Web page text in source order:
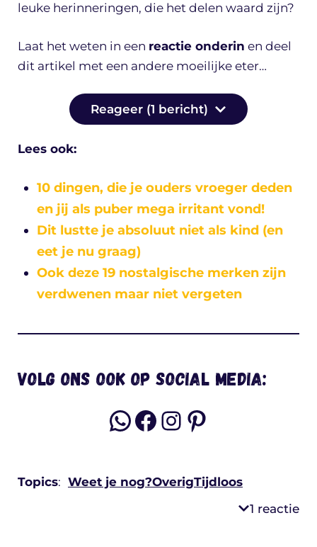
leuke herinneringen, die het delen waard zijn?
Laat het weten in een reactie onderin en deel
dit artikel met een andere moeilijke eter…
Reageer (1 bericht)
Lees ook:
10 dingen, die je ouders vroeger deden
en jij als puber mega irritant vond!
Dit lustte je absoluut niet als kind (en
eet je nu graag)
Ook deze 19 nostalgische merken zijn
verdwenen maar niet vergeten
Volg ons ook op social media:
WhatsApp
Facebook
Instagram
Pinterest
Topics: Weet je nog?OverigTijdloos
1 reactie